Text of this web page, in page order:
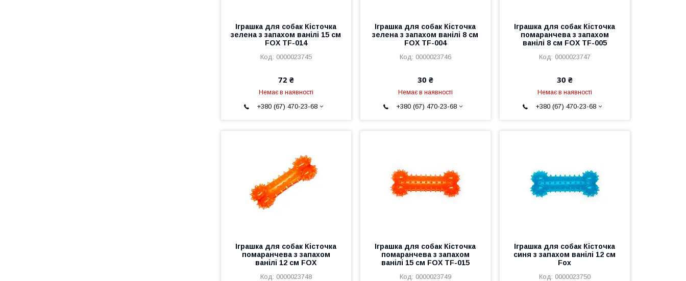
Іграшка для собак Кісточка
зелена з запахом ванілі 15 см
FOX TF-014
0000023745
72 ₴
Немає в наявності
+380 (67) 470-23-68
Іграшка для собак Кісточка
зелена з запахом ванілі 8 см
FOX TF-004
0000023746
30 ₴
Немає в наявності
+380 (67) 470-23-68
Іграшка для собак Кісточка
помаранчева з запахом
ванілі 8 см FOX TF-005
0000023747
30 ₴
Немає в наявності
+380 (67) 470-23-68
Іграшка для собак Кісточка
помаранчева з запахом
ванілі 12 см FOX
0000023748
Іграшка для собак Кісточка
помаранчева з запахом
ванілі 15 см FOX TF-015
0000023749
Іграшка для собак Кісточка
синя з запахом ванілі 12 см
Fox
0000023750